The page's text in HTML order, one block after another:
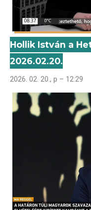
Hollik István a
2026.02.20.
2026. 02. 20., p – 12:29